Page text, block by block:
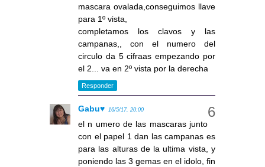
mascara ovalada,conseguimos llave
para 1º vista,
completamos los clavos y las
campanas,, con el numero del
circulo da 5 cifraas empezando por
el 2... va en 2º vista por la derecha
Responder
Gabu♥ 16/5/17, 20:00
el n umero de las mascaras junto
con el papel 1 dan las campanas es
para las alturas de la ultima vista, y
poniendo las 3 gemas en el idolo, fin